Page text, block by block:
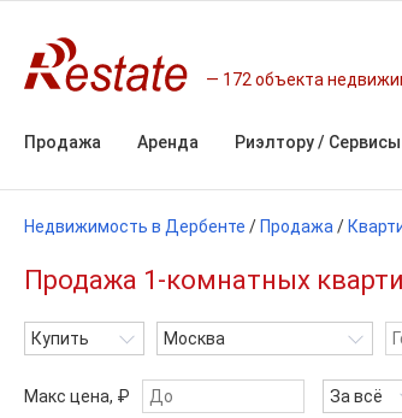
172 объекта
Продажа Аренда Риэлтору / Сервисы
Недвижимость в Дербенте / Продажа /
Продажа 1-комнатных
Купить Москва
Макс цена, ₽ За всё